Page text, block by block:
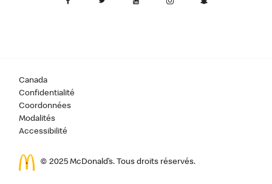
Canada
Confidentialité
Coordonnées
Modalités
Accessibilité
© 2025 McDonald’s. Tous droits réservés.